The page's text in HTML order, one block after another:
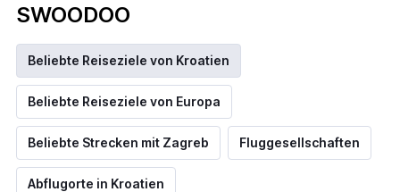
SWOODOO
Beliebte Reiseziele von Kroatien
Beliebte Reiseziele von Europa
Beliebte Strecken mit Zagreb Fluggesellschaften
Abflugorte in Kroatien